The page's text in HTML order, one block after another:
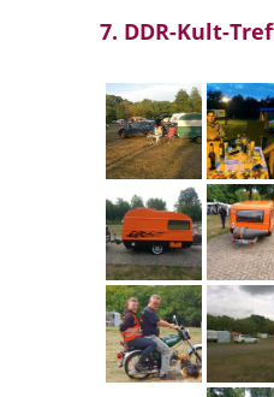
7. DDR-Kult-